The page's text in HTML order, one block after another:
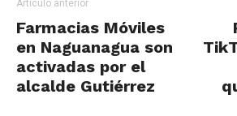
Artículo anterior
Farmacias Móviles
en Naguanagua son
activadas por el
alcalde Gutiérrez